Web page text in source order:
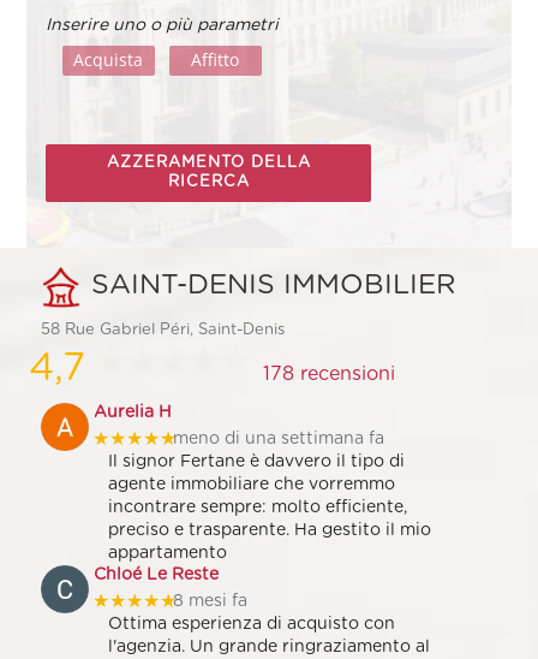
Inserire uno o più parametri
Acquista Affitto
AZZERAMENTO DELLA
RICERCA
SAINT-DENIS IMMOBILIER
58 Rue Gabriel Péri, Saint-Denis
4,7 178 recensioni
Aurelia H
★★★★★meno di una settimana fa
Il signor Fertane è davvero il tipo di
agente immobiliare che vorremmo
incontrare sempre: molto efficiente,
preciso e trasparente. Ha gestito il mio
appartamento
Chloé Le Reste
★★★★★8 mesi fa
Ottima esperienza di acquisto con
l'agenzia. Un grande ringraziamento al